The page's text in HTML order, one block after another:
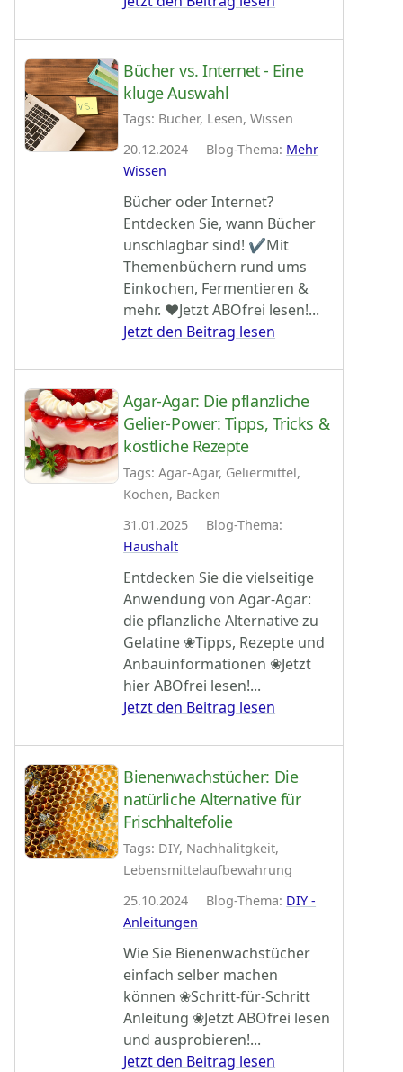
Bücher vs. Internet - Eine
kluge Auswahl
Tags: Bücher, Lesen, Wissen
20.12.2024 Blog-Thema: Mehr
Wissen
Bücher oder Internet?
Entdecken Sie, wann Bücher
unschlagbar sind! ✔Mit
Themenbüchern rund ums
Einkochen, Fermentieren &
mehr. ♥Jetzt ABOfrei lesen!...
Jetzt den Beitrag lesen
Agar-Agar: Die pflanzliche
Gelier-Power: Tipps, Tricks &
köstliche Rezepte
Tags: Agar-Agar, Geliermittel,
Kochen, Backen
31.01.2025 Blog-Thema:
Haushalt
Entdecken Sie die vielseitige
Anwendung von Agar-Agar:
die pflanzliche Alternative zu
Gelatine ❀Tipps, Rezepte und
Anbauinformationen ❀Jetzt
hier ABOfrei lesen!...
Jetzt den Beitrag lesen
Bienenwachstücher: Die
natürliche Alternative für
Frischhaltefolie
Tags: DIY, Nachhalitgkeit,
Lebensmittelaufbewahrung
25.10.2024 Blog-Thema: DIY -
Anleitungen
Wie Sie Bienenwachstücher
einfach selber machen
können ❀Schritt-für-Schritt
Anleitung ❀Jetzt ABOfrei lesen
und ausprobieren!...
Jetzt den Beitrag lesen